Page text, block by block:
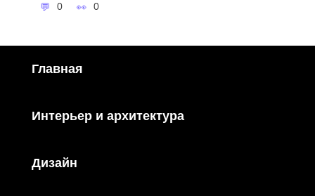
0 0
Главная
Интерьер и архитектура
Дизайн